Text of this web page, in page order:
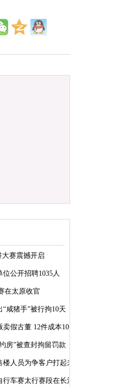
大赛震撼开启
公开招聘1035人
在太原收官
咸猪手”被行拘10天
假古董 12件成本100元
房”被查封拘留罚款
人员为争客户打起来了
车赛太行赛段在长治开赛